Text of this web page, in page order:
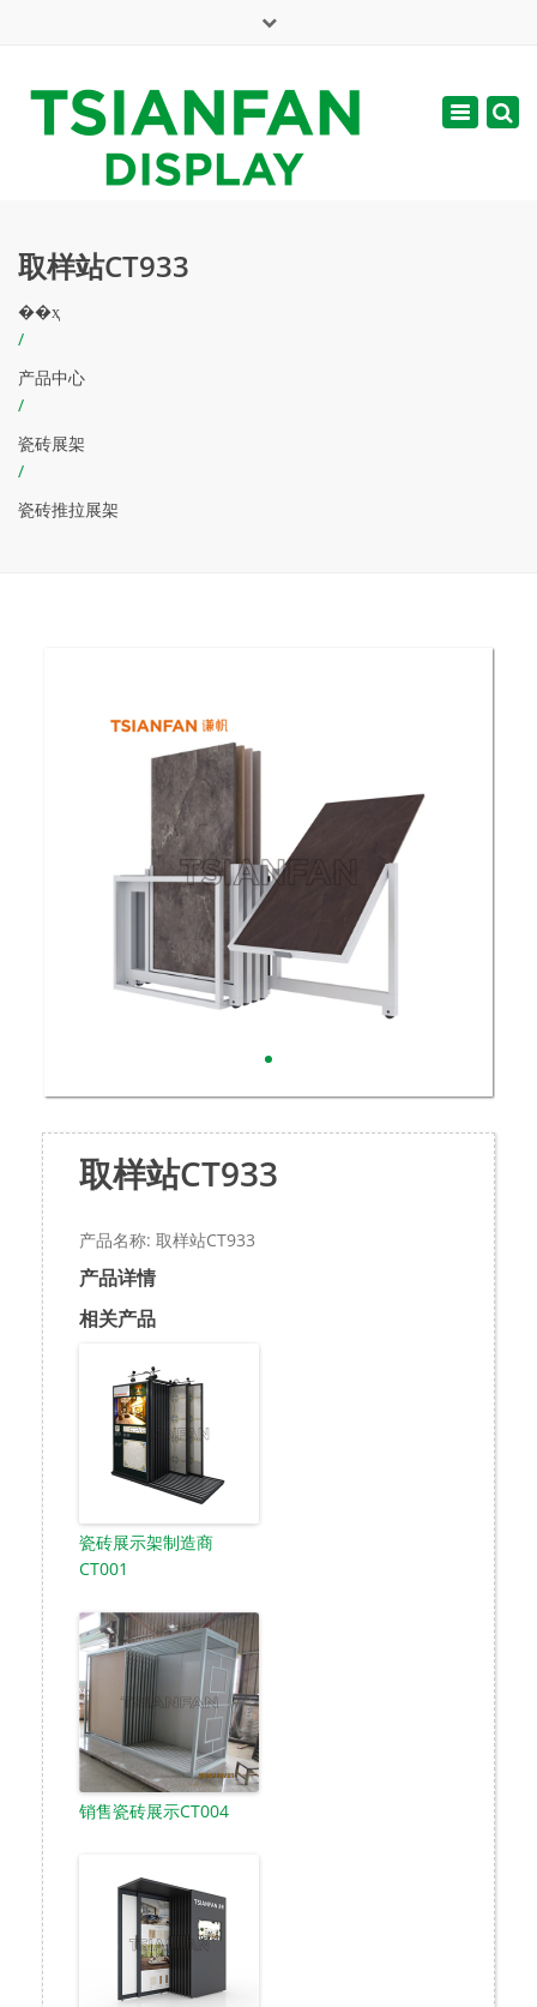
周一 - 周六: 7:00 - 17:00
Toggle
取样站CT933
��ҳ
/
产品中心
/
瓷砖展架
/
瓷砖推拉展架
取样站CT933
产品名称: 取样站CT933
产品详情
相关产品
瓷砖展示架制造商
CT001
销售瓷砖展示CT004